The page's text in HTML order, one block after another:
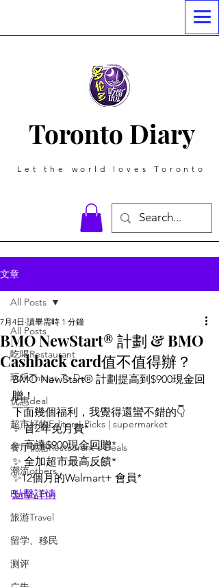
Toronto Diary
Let the world loves Toronto
文章
All Posts
吃喝Restaurant
玩乐Things To Do
优惠deal
超市好物Editors' Picks | supermarket
餐厅优惠Restaurant's Deals
潮流others
Family Fun
旅游Travel
留学、移民
测评
All Posts
BMO NewStart® 計劃 & BMO
Cashback card值不值得辦？
7月4日 讀畢需時 1 分鐘
BMO NewStart® 計劃提高到$900現金回
贈！
下面幾個福利，我覺得還蠻不錯的👇
✨ 首2年免月費*
✨ 高達$900現金回贈*
✨ 全加超市最高反饋*
✨12個月的Walmart+ 會員*
點擊詳情